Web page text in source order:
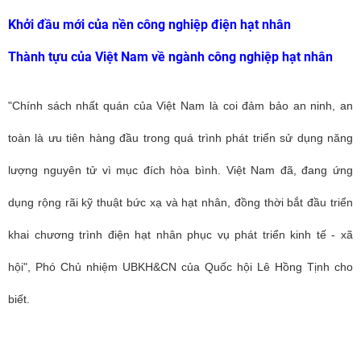
Khởi đầu mới của nền công nghiệp điện hạt nhân
Thành tựu của Việt Nam về ngành công nghiệp hạt nhân
"Chính sách nhất quán của Việt Nam là coi đảm bảo an ninh, an
toàn là ưu tiên hàng đầu trong quá trình phát triển sử dụng năng
lượng nguyên tử vì mục đích hòa bình. Việt Nam đã, đang ứng
dụng rộng rãi kỹ thuật bức xạ và hạt nhân, đồng thời bắt đầu triển
khai chương trình điện hạt nhân phục vụ phát triển kinh tế - xã
hội", Phó Chủ nhiệm UBKH&CN của Quốc hội Lê Hồng Tịnh cho
biết.